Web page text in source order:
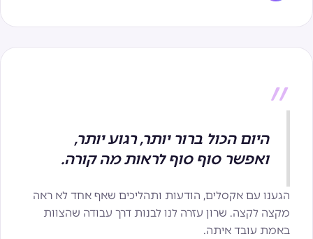
״
היום הכול ברור יותר, רגוע יותר,
ואפשר סוף סוף לראות מה קורה.
הגענו עם אקסלים, הודעות ותהליכים שאף אחד לא ראה
מקצה לקצה. שרון עזרה לנו לבנות דרך עבודה שהצוות
באמת עובד איתה.